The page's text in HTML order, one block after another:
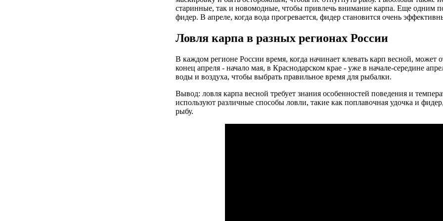
старинные, так и новомодные, чтобы привлечь внимание карпа. Еще одним
фидер. В апреле, когда вода прогревается, фидер становится очень
Ловля карпа в разных регионах России
В каждом регионе России время, когда начинает клевать карп весной, может
конец апреля - начало мая, в Краснодарском крае - уже в начале-середине
воды и воздуха, чтобы выбрать правильное время для рыбалки.
Вывод: ловля карпа весной требует знания особенностей поведения и
используют различные способы ловли, такие как поплавочная удочка и
рыбу.